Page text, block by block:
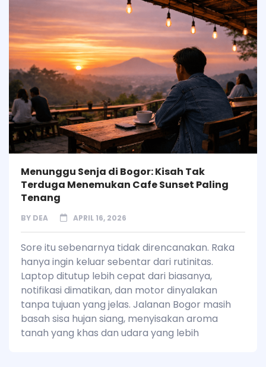
Menunggu Senja di Bogor: Kisah Tak
Terduga Menemukan Cafe Sunset Paling
Tenang
BY DEA APRIL 16, 2026
Sore itu sebenarnya tidak direncanakan. Raka
hanya ingin keluar sebentar dari rutinitas.
Laptop ditutup lebih cepat dari biasanya,
notifikasi dimatikan, dan motor dinyalakan
tanpa tujuan yang jelas. Jalanan Bogor masih
basah sisa hujan siang, menyisakan aroma
tanah yang khas dan udara yang lebih